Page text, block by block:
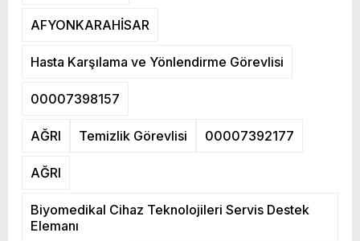
AFYONKARAHİSAR
Hasta Karşılama ve Yönlendirme Görevlisi
00007398157
AĞRI Temizlik Görevlisi 00007392177
AĞRI
Biyomedikal Cihaz Teknolojileri Servis Destek
Elemanı